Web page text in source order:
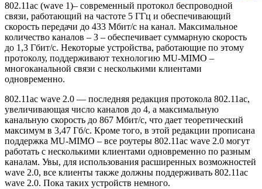
802.11ac (wave 1)– современный протокол беспроводной
связи, работающий на частоте 5 ГГц и обеспечивающий
скорость передачи до 433 Мбит/с на канал. Максимальное
количество каналов – 3 – обеспечивает суммарную скорость
до 1,3 Гбит/с. Некоторые устройства, работающие по этому
протоколу, поддерживают технологию MU-MIMO –
многоканальной связи с несколькими клиентами
одновременно.
802.11ac wave 2.0 — последняя редакция протокола 802.11ас,
увеличивающая число каналов до 4, а максимальную
канальную скорость до 867 Мбит/с, что дает теоретический
максимум в 3,47 Гб/с. Кроме того, в этой редакции прописана
поддержка MU-MIMO – все роутеры 802.11ac wave 2.0 могут
работать с несколькими клиентами одновременно по разным
каналам. Увы, для использования расширенных возможностей
wave 2.0, все клиенты также должны поддерживать 802.11ac
wave 2.0. Пока таких устройств немного.